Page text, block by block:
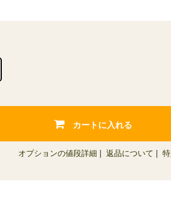
カートに入れる
オプションの値段詳細 返品について